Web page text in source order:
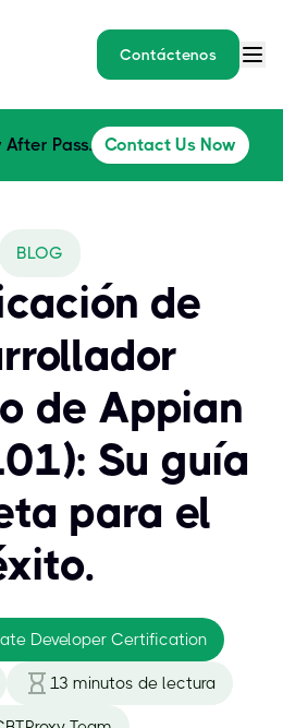
Contáctenos
After Pass. Contact Us Now
BLOG
de
de Appian
Su guía
para el
Developer Certification
13 minutos de lectura